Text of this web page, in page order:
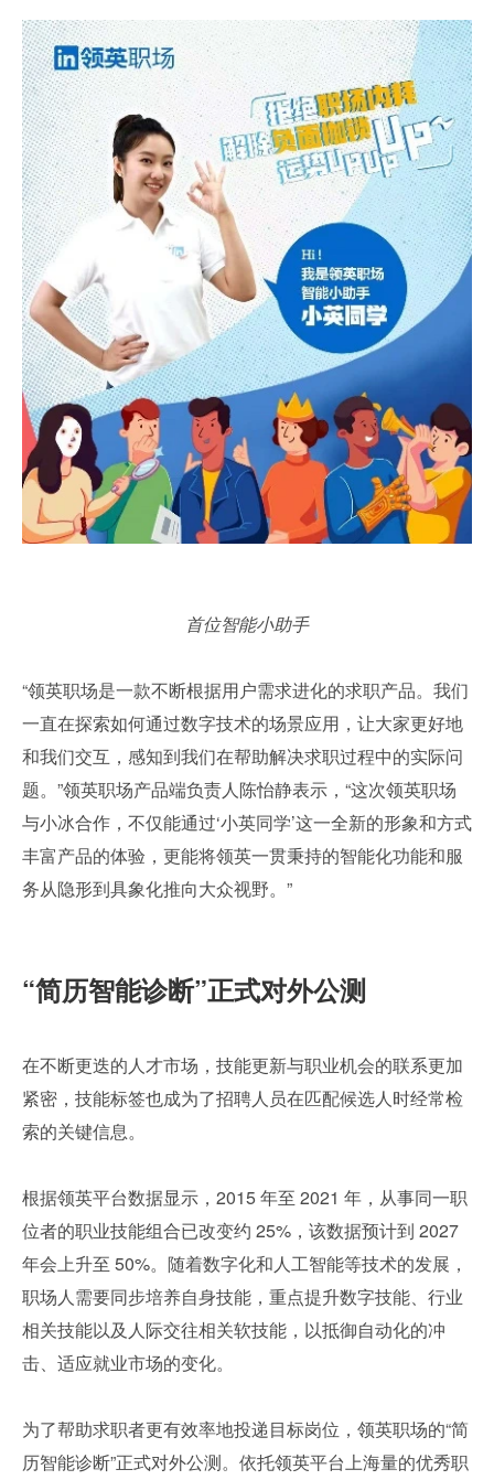
首位智能小助手
“领英职场是一款不断根据用户需求进化的求职产品。我们
一直在探索如何通过数字技术的场景应用，让大家更好地
和我们交互，感知到我们在帮助解决求职过程中的实际问
题。”领英职场产品端负责人陈怡静表示，“这次领英职场
与小冰合作，不仅能通过‘小英同学’这一全新的形象和方式
丰富产品的体验，更能将领英一贯秉持的智能化功能和服
务从隐形到具象化推向大众视野。”
“简历智能诊断”正式对外公测
在不断更迭的人才市场，技能更新与职业机会的联系更加
紧密，技能标签也成为了招聘人员在匹配候选人时经常检
索的关键信息。
根据领英平台数据显示，2015 年至 2021 年，从事同一职
位者的职业技能组合已改变约 25%，该数据预计到 2027
年会上升至 50%。随着数字化和人工智能等技术的发展，
职场人需要同步培养自身技能，重点提升数字技能、行业
相关技能以及人际交往相关软技能，以抵御自动化的冲
击、适应就业市场的变化。
为了帮助求职者更有效率地投递目标岗位，领英职场的“简
历智能诊断”正式对外公测。依托领英平台上海量的优秀职